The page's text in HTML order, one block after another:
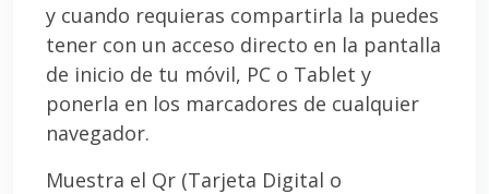
y cuando requieras compartirla la puedes
tener con un acceso directo en la pantalla
de inicio de tu móvil, PC o Tablet y
ponerla en los marcadores de cualquier
navegador.
Muestra el Qr (Tarjeta Digital o